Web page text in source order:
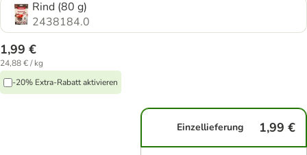
Rind (80 g)
2438184.0
1,99 €
24,88 € / kg
-20% Extra-Rabatt aktivieren
Einzellieferung 1,99 €